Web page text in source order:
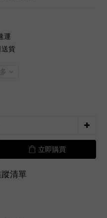
運
貨
立即購買
清單